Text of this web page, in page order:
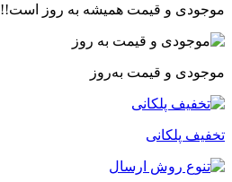
موجودی و قیمت همیشه به روز است!!
موجودی و قیمت به‌روز
تخفیف پلکانی